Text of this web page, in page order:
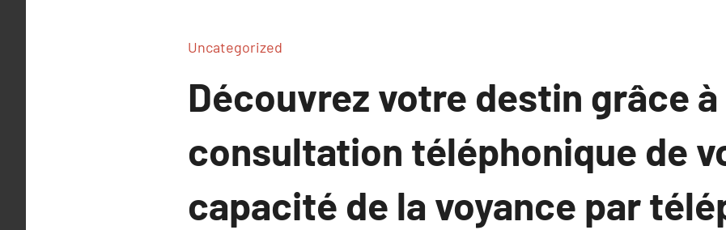
Uncategorized
Découvrez votre destin grâce à
consultation téléphonique de
capacité de la voyance par